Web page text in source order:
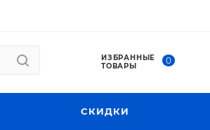
ИЗБРАННЫЕ
ТОВАРЫ
0
СКИДКИ